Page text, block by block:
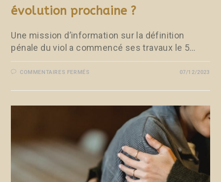
évolution prochaine ?
Une mission d’information sur la définition
pénale du viol a commencé ses travaux le 5…
COMMENTAIRES FERMÉS 07/12/2023